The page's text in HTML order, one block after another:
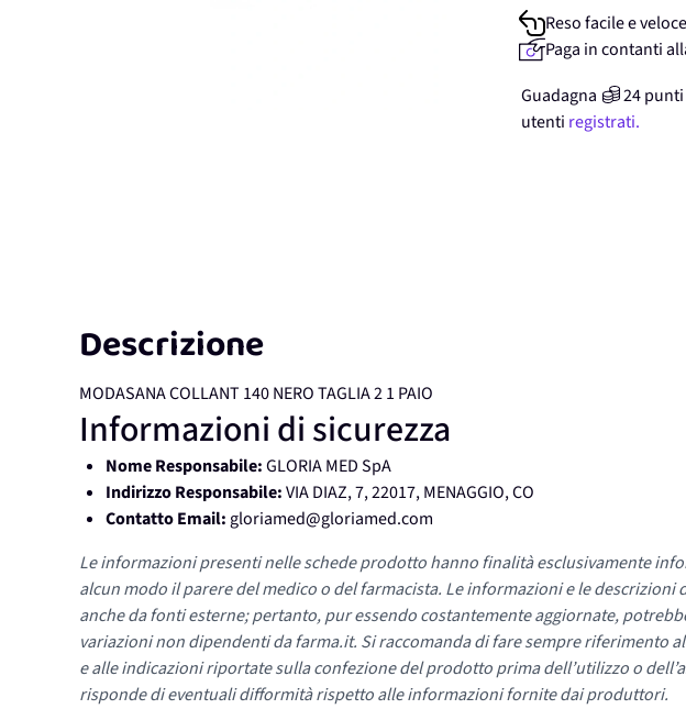
Reso facile e veloce
Paga in contanti
Guadagna
24punti
utenti registrati.
Descrizione
MODASANA COLLANT 140 NERO TAGLIA 2 1 PAIO
Informazioni di sicurezza
Nome Responsabile:GLORIA MED SpA
Indirizzo Responsabile:VIA DIAZ, 7, 22017, MENAGGIO, CO
Contatto Email: gloriamed@gloriamed.com
Le informazioni presenti nelle schede prodotto hanno finalità esclusivamente
alcun modo il parere del medico o del farmacista. Le informazioni e le
anche da fonti esterne; pertanto, pur essendo costantemente aggiornate,
variazioni non dipendenti da farma.it. Si raccomanda di fare sempre riferimento
e alle indicazioni riportate sulla confezione del prodotto prima dell’utilizzo o
risponde di eventuali difformità rispetto alle informazioni fornite dai produttori.